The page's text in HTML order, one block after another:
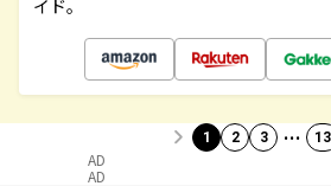
イド。
1 2 3 … 13
AD
AD